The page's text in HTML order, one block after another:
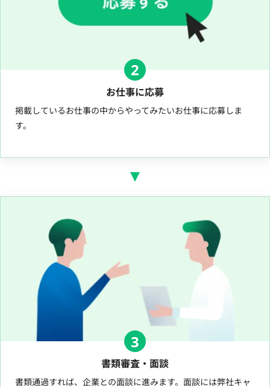
2
お仕事に応募
掲載しているお仕事の中からやってみたいお仕事に応募しま
す。
3
書類審査・面談
書類通過すれば、企業との面談に進みます。面談には弊社キャ